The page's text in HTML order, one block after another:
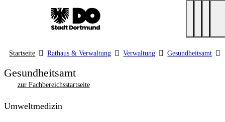
Startseite Rathaus & Verwaltung Verwaltung Gesundheitsamt
Gesundheitsamt
zur Fachbereichsstartseite
Umweltmedizin